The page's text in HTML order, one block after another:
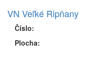
VN Veľké Ripňany
Číslo:
Plocha: